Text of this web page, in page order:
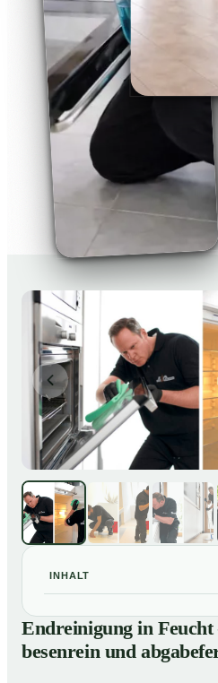
INHALT
01 Endreinigung in Feucht –
abgabefertig
Unsere Leistungen im
Endreinigung in
besenrein und